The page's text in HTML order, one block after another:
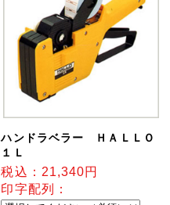
ハンドラベラー ＨＡＬＬＯ
１Ｌ
税込：21,340円
印字配列：